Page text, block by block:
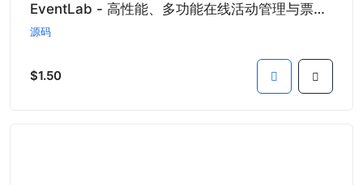
EventLab - 高性能、多功能在线活动管理与票务预订系统
源码
$1.50